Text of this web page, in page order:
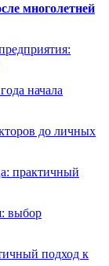
многолетней
начала
до личных
практичный
выбор
подход к